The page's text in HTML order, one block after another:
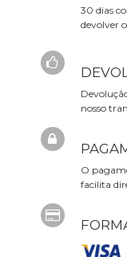
30 dias
devolver
nosso
O
facilita